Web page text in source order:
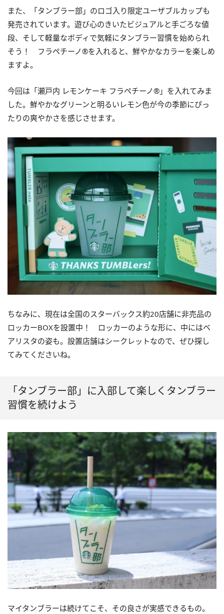
また、「タンブラー部」のロゴ入り限定ユーザブルカップも
発売されています。遊び心のきいたビジュアルと手ごろな値
段、そして軽量なボディで気軽にタンブラー習慣を始められ
そう！ フラペチーノ®を入れると、鮮やかなカラーを楽しめ
ますよ。
今回は「瀬戸内 レモンケーキ フラペチーノ®」を入れてみま
した。鮮やかなグリーンと明るいレモン色が今の季節にぴっ
たりの爽やかさを感じさせます。
ちなみに、現在は全国のスターバックス約20店舗に非売品の
ロッカーBOXを設置中！ ロッカーのような形に、中にはベ
アリスタの姿も。設置店舗はシークレットなので、ぜひ探し
てみてくださいね。
「タンブラー部」に入部して楽しくタンブラー
習慣を続けよう
マイタンブラーは続けてこそ、その良さが実感できるもの。